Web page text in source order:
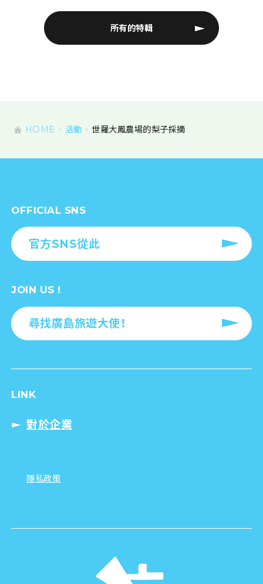
所有的特輯
HOME 活動 世羅大鳳農場的梨子採摘
OFFICIAL SNS
官方SNS從此
JOIN US !
尋找廣島旅遊大使！
LINK
對於企業
隱私政策